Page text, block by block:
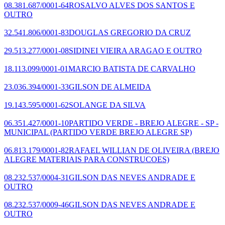
08.381.687/0001-64ROSALVO ALVES DOS SANTOS E
OUTRO
32.541.806/0001-83DOUGLAS GREGORIO DA CRUZ
29.513.277/0001-08SIDINEI VIEIRA ARAGAO E OUTRO
18.113.099/0001-01MARCIO BATISTA DE CARVALHO
23.036.394/0001-33GILSON DE ALMEIDA
19.143.595/0001-62SOLANGE DA SILVA
06.351.427/0001-10PARTIDO VERDE - BREJO ALEGRE - SP -
MUNICIPAL (PARTIDO VERDE BREJO ALEGRE SP)
06.813.179/0001-82RAFAEL WILLIAN DE OLIVEIRA (BREJO
ALEGRE MATERIAIS PARA CONSTRUCOES)
08.232.537/0004-31GILSON DAS NEVES ANDRADE E
OUTRO
08.232.537/0009-46GILSON DAS NEVES ANDRADE E
OUTRO